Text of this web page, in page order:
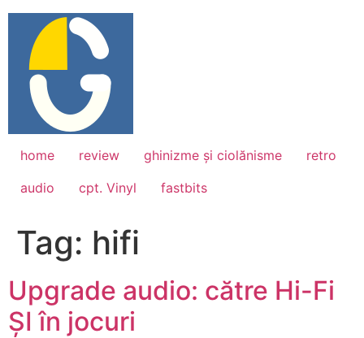
Skip
content
home review ghinizme și ciolănisme
retro
audio
cpt. Vinyl fastbits
Tag: hifi
Upgrade audio: către Hi-Fi
ȘI în jocuri